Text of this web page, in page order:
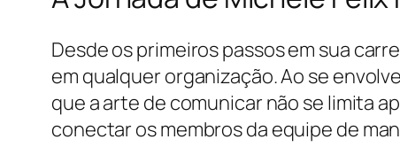
Desde os primeiros passos em sua
em qualquer organização. Ao se
que a arte de comunicar não se limita
conectar os membros da equipe de